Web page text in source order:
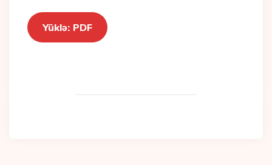
Yüklə: PDF